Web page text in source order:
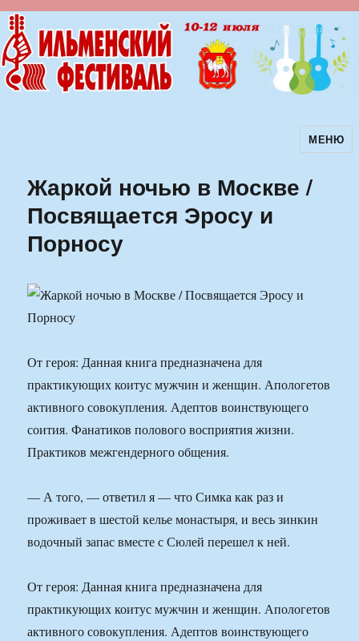
Ильменский фестиваль авторскойМЕНЮ
Жаркой ночью в Москве /
Посвящается Эросу и
Порносу
От героя: Данная книга предназначена для
практикующих коитус мужчин и женщин. Апологетов
активного совокупления. Адептов воинствующего
соития. Фанатиков полового восприятия жизни.
Практиков межгендерного общения.
— А того, — ответил я — что Симка как раз и
проживает в шестой келье монастыря, и весь зинкин
водочный запас вместе с Сюлей перешел к ней.
От героя: Данная книга предназначена для
практикующих коитус мужчин и женщин. Апологетов
активного совокупления. Адептов воинствующего